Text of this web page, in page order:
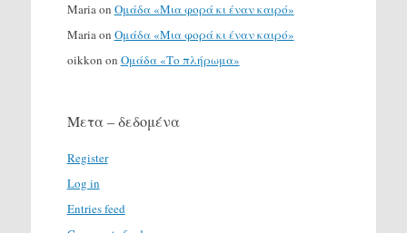
Mariaon Ομάδα «Μια φορά κι έναν καιρό»
Mariaon Ομάδα «Μια φορά κι έναν καιρό»
oikkon on Ομάδα «Το πλήρωμα»
Μετα – δεδομένα
Register
Log in
Entries feed